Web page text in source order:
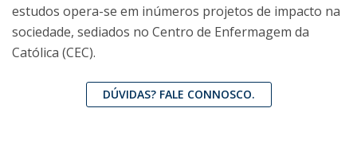
estudos opera-se em inúmeros projetos de impacto na
sociedade, sediados no Centro de Enfermagem da
Católica (CEC).
DÚVIDAS? FALE CONNOSCO.